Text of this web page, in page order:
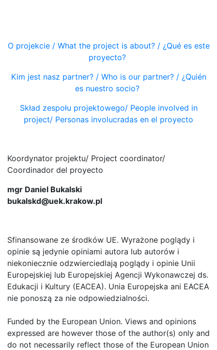
O projekcie / What the project is about?/ ¿Quées este
proyecto?
Kim jest nasz partner? / Who is our partner? / ¿Quién
es nuestro socio?
Skład zespołu projektowego/ People involved in
project/ Personas involucradas en el proyecto
Koordynator projektu/ Project coordinator/
Coordinador del proyecto
mgr Daniel Bukalski
bukalskd@uek.krakow.pl
Sfinansowane ze środków UE. Wyrażone poglądy i
opinie są jedynie opiniami autora lub autorów i
niekoniecznie odzwierciedlają poglądy i opinie Unii
Europejskiej lub Europejskiej Agencji Wykonawczej ds.
Edukacji i Kultury (EACEA). Unia Europejska ani EACEA
nie ponoszą za nie odpowiedzialności.
Funded by the European Union. Views and opinions
expressed are however those of the author(s) only and
do not necessarily reflect those of the European Union